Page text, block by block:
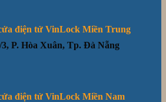
điện tử VinLock Miền Trung
P. Hòa Xuân, Tp. Đà Nẵng
điện tử VinLock Miền Nam